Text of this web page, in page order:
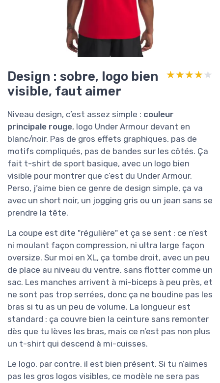
Design : sobre, logo bien
visible, faut aimer
★★★★★
★★★★★
Niveau design, c’est assez simple : couleur
principale rouge, logo Under Armour devant en
blanc/noir. Pas de gros effets graphiques, pas de
motifs compliqués, pas de bandes sur les côtés. Ça
fait t-shirt de sport basique, avec un logo bien
visible pour montrer que c’est du Under Armour.
Perso, j’aime bien ce genre de design simple, ça va
avec un short noir, un jogging gris ou un jean sans se
prendre la tête.
La coupe est dite "régulière" et ça se sent : ce n’est
ni moulant façon compression, ni ultra large façon
oversize. Sur moi en XL, ça tombe droit, avec un peu
de place au niveau du ventre, sans flotter comme un
sac. Les manches arrivent à mi-biceps à peu près, et
ne sont pas trop serrées, donc ça ne boudine pas les
bras si tu as un peu de volume. La longueur est
standard : ça couvre bien la ceinture sans remonter
dès que tu lèves les bras, mais ce n’est pas non plus
un t-shirt qui descend à mi-cuisses.
Le logo, par contre, il est bien présent. Si tu n’aimes
pas les gros logos visibles, ce modèle ne sera pas